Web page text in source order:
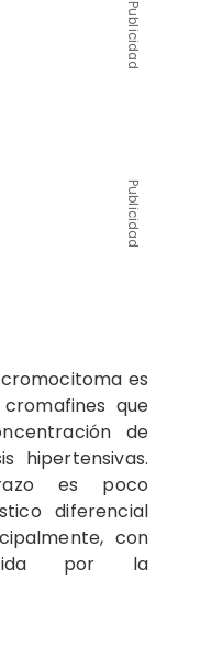
Publicidad
Publicidad
es
que
de
hipertensivas.
es poco
diferencial
con
por la